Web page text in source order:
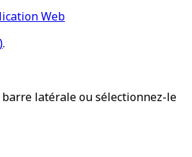
Web
.
barre latérale ou sélectionnez-le